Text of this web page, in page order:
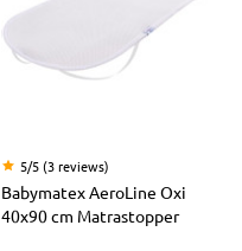
5/5 (3 reviews)
Babymatex AeroLine Oxi
40x90 cm Matrastopper